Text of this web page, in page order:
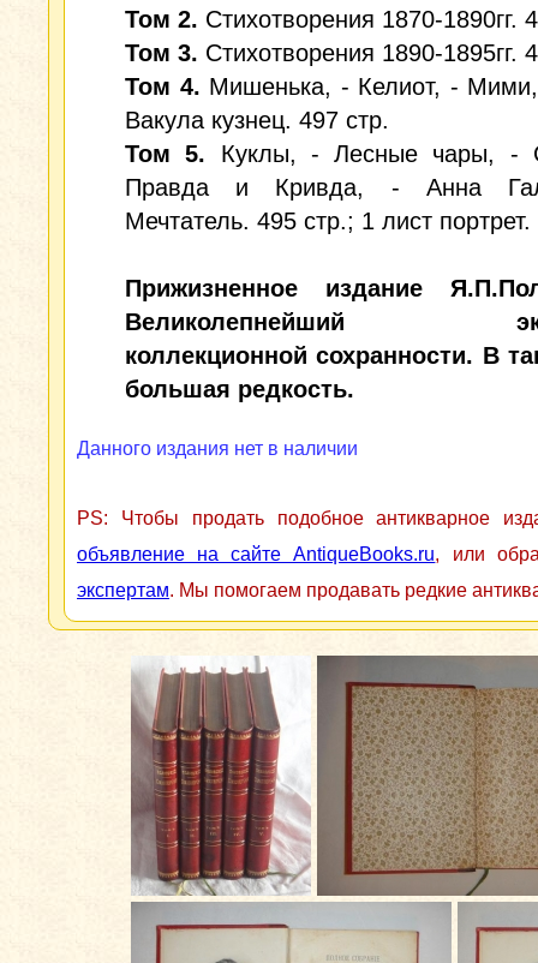
Том 2. Стихотворения 1870-1890гг.
Том 3. Стихотворения 1890-1895гг.
Том 4. Мишенька, - Келиот, -
Вакула кузнец. 497 стр.
Том 5. Куклы, - Лесные чары, -
Правда и Кривда, - Анна
Мечтатель. 495 стр.; 1 лист портрет.
Прижизненное издание
Великолепнейший
коллекционной сохранности. В
большая редкость.
Данного издания нет в наличии
PS: Чтобы продать подобное антикварное
объявление на сайте AntiqueBooks.ru, или
экспертам. Мы помогаем продавать редкие